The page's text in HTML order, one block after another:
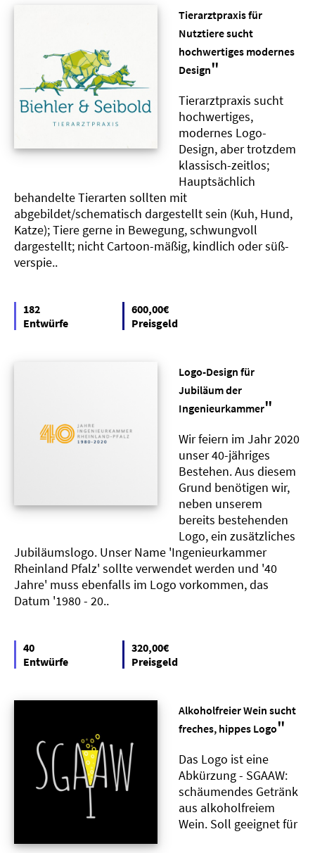
Tierarztpraxis für
Nutztiere sucht
hochwertiges modernes
Design"
Tierarztpraxis sucht
hochwertiges,
modernes Logo-
Design, aber trotzdem
klassisch-zeitlos;
Hauptsächlich
behandelte Tierarten sollten mit
abgebildet/schematisch dargestellt sein (Kuh, Hund,
Katze); Tiere gerne in Bewegung, schwungvoll
dargestellt; nicht Cartoon-mäßig, kindlich oder süß-
verspie..
182
Entwürfe
600,00€
Preisgeld
Logo-Design für
Jubiläum der
Ingenieurkammer"
Wir feiern im Jahr 2020
unser 40-jähriges
Bestehen. Aus diesem
Grund benötigen wir,
neben unserem
bereits bestehenden
Logo, ein zusätzliches
Jubiläumslogo. Unser Name 'Ingenieurkammer
Rheinland Pfalz' sollte verwendet werden und '40
Jahre' muss ebenfalls im Logo vorkommen, das
Datum '1980 - 20..
40
Entwürfe
320,00€
Preisgeld
Alkoholfreier Wein sucht
freches, hippes Logo"
Das Logo ist eine
Abkürzung - SGAAW:
schäumendes Getränk
aus alkoholfreiem
Wein. Soll geeignet für